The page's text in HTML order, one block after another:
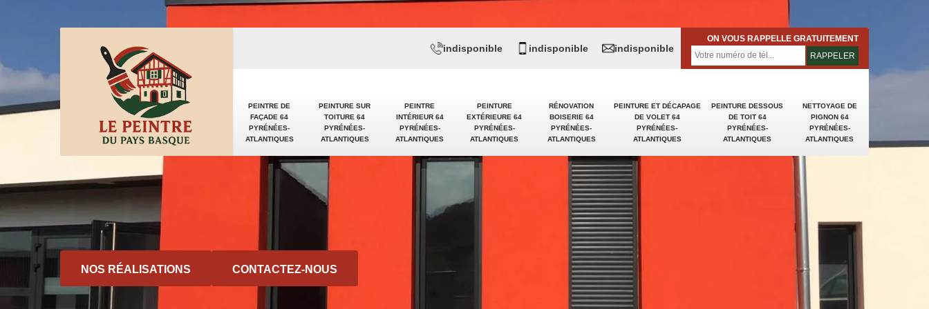
PEINTRE DE
FAÇADE 64
PYRÉNÉES-
ATLANTIQUES
PEINTURE SUR
TOITURE 64
PYRÉNÉES-
ATLANTIQUES
PEINTRE
INTÉRIEUR 64
PYRÉNÉES-
ATLANTIQUES
PEINTURE
EXTÉRIEURE 64
PYRÉNÉES-
ATLANTIQUES
RÉNOVATION
BOISERIE 64
PYRÉNÉES-
ATLANTIQUES
PEINTURE ET DÉCAPAGE
DE VOLET 64
PYRÉNÉES-
ATLANTIQUES
PEINTURE DESSOUS
DE TOIT 64
PYRÉNÉES-
ATLANTIQUES
NETTOYAGE DE
PIGNON 64
PYRÉNÉES-
ATLANTIQUES
indisponible indisponible indisponible
ON VOUS RAPPELLE GRATUITEMENT
NOS RÉALISATIONS CONTACTEZ-NOUS